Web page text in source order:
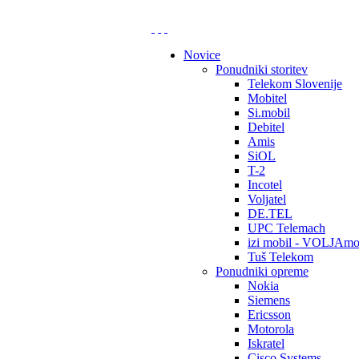
Novice
Ponudniki storitev
Telekom Slovenije
Mobitel
Si.mobil
Debitel
Amis
SiOL
T-2
Incotel
Voljatel
DE.TEL
UPC Telemach
izi mobil -
Tuš Telekom
Ponudniki opreme
Nokia
Siemens
Ericsson
Motorola
Iskratel